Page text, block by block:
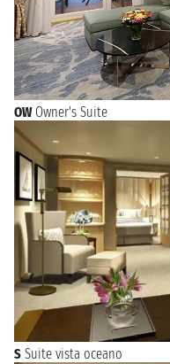
OW Owner's Suite
S Suite vista oceano